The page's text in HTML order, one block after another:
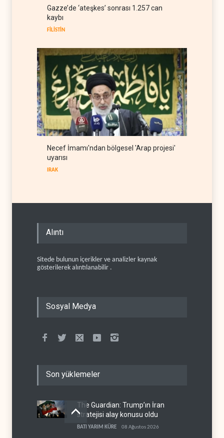
Hava gücü Trump'ın
Gazze’de ‘ateşkes’ sonrası 1.257 can
kaybı
FİLİSTİN
Necef İmamı'ndan bölgesel 'Arap projesi'
uyarısı
IRAK
Alıntı
Sitede bulunun içerikler ve analizler kaynak
gösterilerek alıntılanabilir .
Sosyal Medya
Son yüklemeler
The Guardian: Trump’ın İran
stratejisi alay konusu oldu
BATI YARIM KÜRE 08 Ağustos 2026